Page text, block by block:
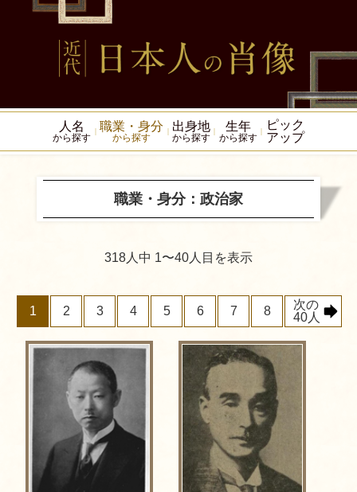
人名
から探す
職業・身分
から探す
出身地
から探す
生年
から探す
ピック
アップ
職業・身分：政治家
318人中 1〜40人目を表示
1 2 3 4 5 6 7 8
次の
40人